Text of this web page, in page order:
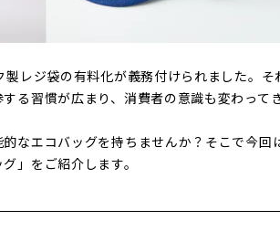
レジ袋の有料化が義務付けられました。
る習慣が広まり、消費者の意識も変わって
なエコバッグを持ちませんか？そこで今回
」をご紹介します。